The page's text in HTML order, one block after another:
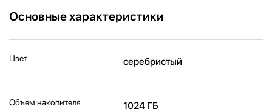
Основные характеристики
Цвет серебристый
Объем накопителя 1024 ГБ